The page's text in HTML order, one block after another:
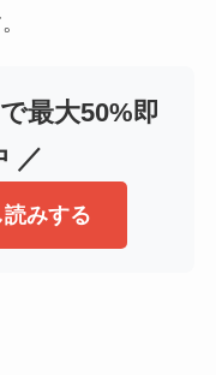
最大50%即
／
みする